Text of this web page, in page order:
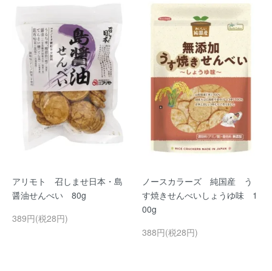
アリモト 召しませ日本・島
醤油せんべい 80g
389円(税28円)
ノースカラーズ 純国産 う
す焼きせんべいしょうゆ味 1
00g
388円(税28円)